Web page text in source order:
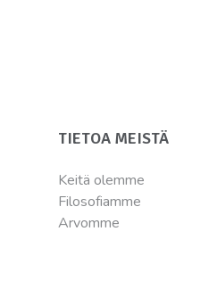
TIETOA MEISTÄ
Keitä olemme
Filosofiamme
Arvomme